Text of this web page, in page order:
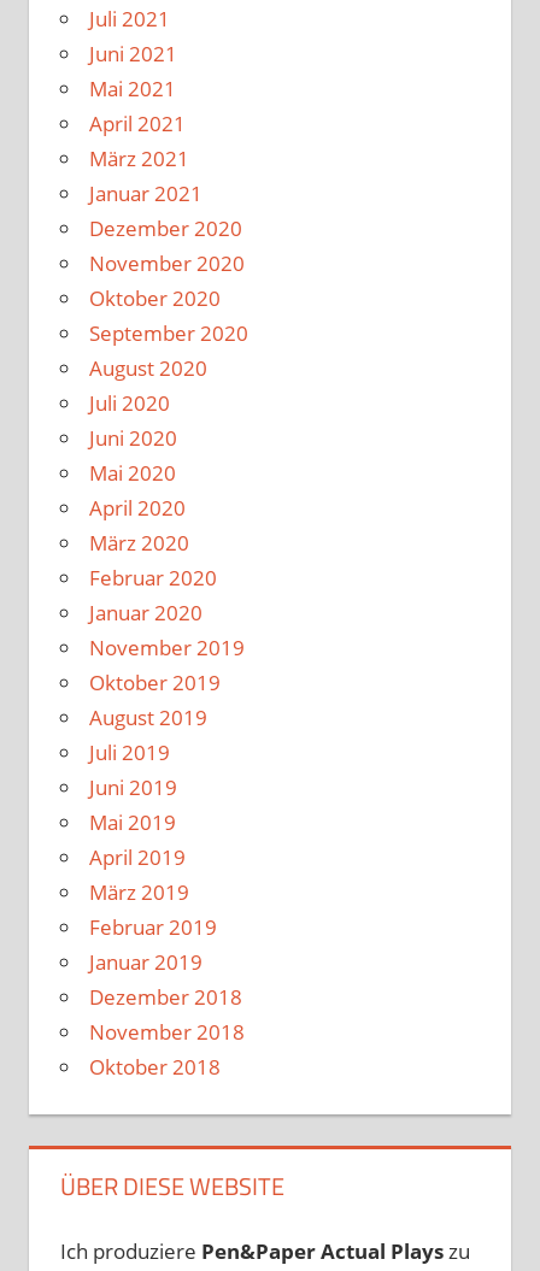
Juli 2021
Juni 2021
Mai 2021
April 2021
März 2021
Januar 2021
Dezember 2020
November 2020
Oktober 2020
September 2020
August 2020
Juli 2020
Juni 2020
Mai 2020
April 2020
März 2020
Februar 2020
Januar 2020
November 2019
Oktober 2019
August 2019
Juli 2019
Juni 2019
Mai 2019
April 2019
März 2019
Februar 2019
Januar 2019
Dezember 2018
November 2018
Oktober 2018
ÜBER DIESE WEBSITE
Ich produziere Pen&PaperActual Playszu